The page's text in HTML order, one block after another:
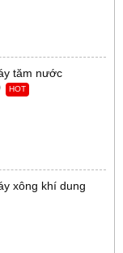
tăm nước
HOT
xông khí dung